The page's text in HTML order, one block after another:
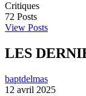
Critiques
72 Posts
View Posts
LES
baptdelmas
12 avril 2025